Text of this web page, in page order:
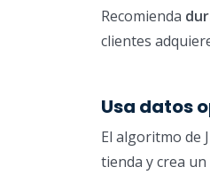
Recomienda
clientes
Usa datos
El algoritmo de
tienda y crea